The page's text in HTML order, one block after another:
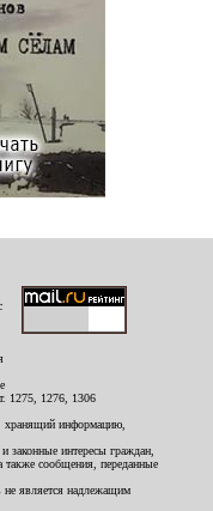
1275, 1276, 1306
информацию,
законные интересы граждан,
также сообщения, переданные
является надлежащим